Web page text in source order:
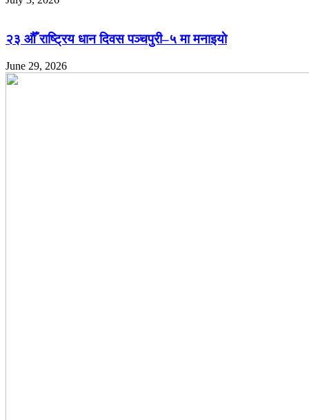
२३ औँ राष्ट्रिय धान दिवस पञ्चपुरी–५ मा मनाइयाे
June 29, 2026